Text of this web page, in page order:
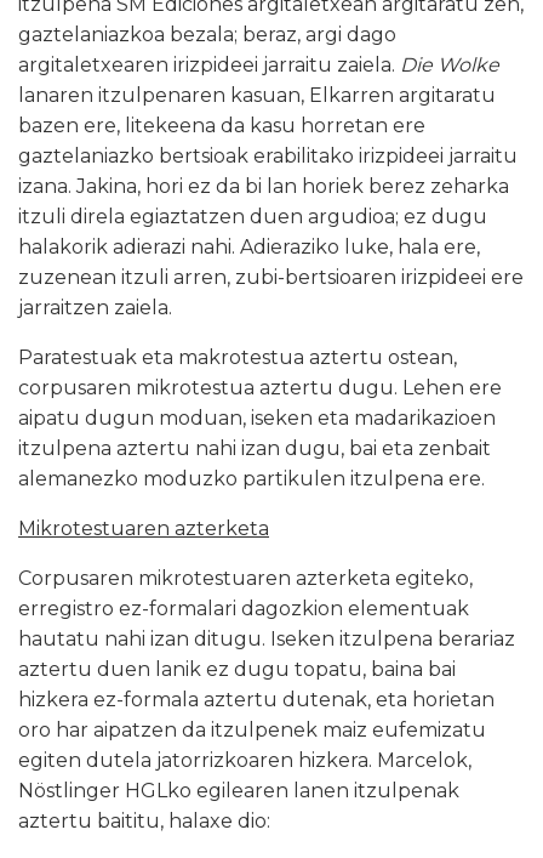
itzulpena SM Ediciones argitaletxean argitaratu zen,
gaztelaniazkoa bezala; beraz, argi dago
argitaletxearen irizpideei jarraitu zaiela. Die Wolke
lanaren itzulpenaren kasuan, Elkarren argitaratu
bazen ere, litekeena da kasu horretan ere
gaztelaniazko bertsioak erabilitako irizpideei jarraitu
izana. Jakina, hori ez da bi lan horiek berez zeharka
itzuli direla egiaztatzen duen argudioa; ez dugu
halakorik adierazi nahi. Adieraziko luke, hala ere,
zuzenean itzuli arren, zubi-bertsioaren irizpideei ere
jarraitzen zaiela.
Paratestuak eta makrotestua aztertu ostean,
corpusaren mikrotestua aztertu dugu. Lehen ere
aipatu dugun moduan, iseken eta madarikazioen
itzulpena aztertu nahi izan dugu, bai eta zenbait
alemanezko moduzko partikulen itzulpena ere.
Mikrotestuaren azterketa
Corpusaren mikrotestuaren azterketa egiteko,
erregistro ez-formalari dagozkion elementuak
hautatu nahi izan ditugu. Iseken itzulpena berariaz
aztertu duen lanik ez dugu topatu, baina bai
hizkera ez-formala aztertu dutenak, eta horietan
oro har aipatzen da itzulpenek maiz eufemizatu
egiten dutela jatorrizkoaren hizkera. Marcelok,
Nöstlinger HGLko egilearen lanen itzulpenak
aztertu baititu, halaxe dio: